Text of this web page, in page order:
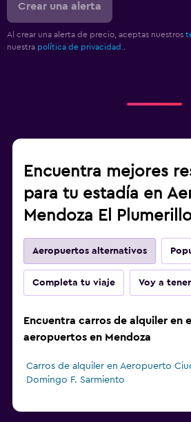
Crear una alerta
Al crear una alerta de precio, aceptas nuestros
nuestra política de privacidad..
Encuentra mejores
para tu estadía en
Mendoza El
Aeropuertos alternativos
Completa tu viaje Voy a
Encuentra carros de alquiler en
aeropuertos en Mendoza
Carros de alquiler en Aeropuerto
Domingo F. Sarmiento